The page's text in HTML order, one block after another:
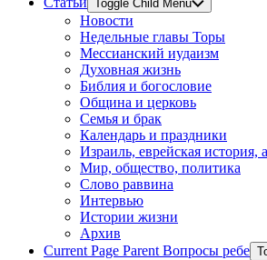
Toggle Child Menu
Новости
Недельные главы Торы
Мессианский иудаизм
Духовная жизнь
Библия и богословие
Община и церковь
Семья и брак
Календарь и праздники
Израиль, еврейская история,
Мир, общество, политика
Слово раввина
Интервью
Истории жизни
Архив
Current Page Parent Вопросы ребе